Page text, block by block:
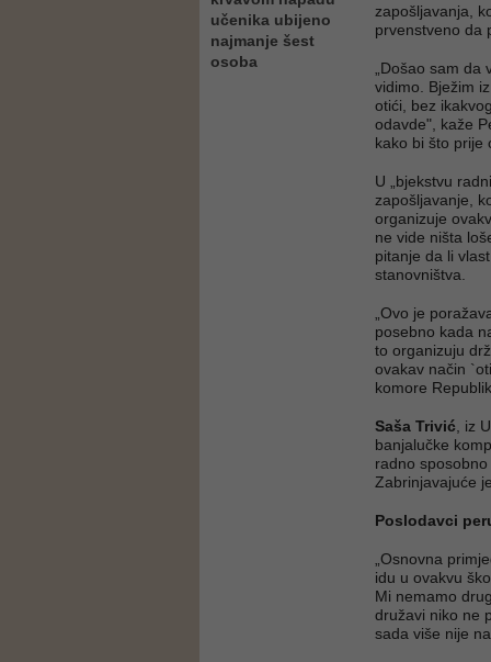
učenika ubijeno
najmanje šest
osoba
zapošljavanja,
prvenstveno da
„Došao sam
vidimo. Bježim
otići, bez
odavde", kaže
kako bi što prije
U „bjekstvu
zapošljavanje,
organizuje
ne vide ništa
pitanje da li
stanovništva.
„Ovo je
posebno kada
to organizuju
ovakav način
komore
Saša Trivić , iz
banjalučke
radno
Zabrinjavajuće
Poslodavci
„Osnovna
idu u ovakvu
Mi nemamo
družavi niko ne
sada više nije